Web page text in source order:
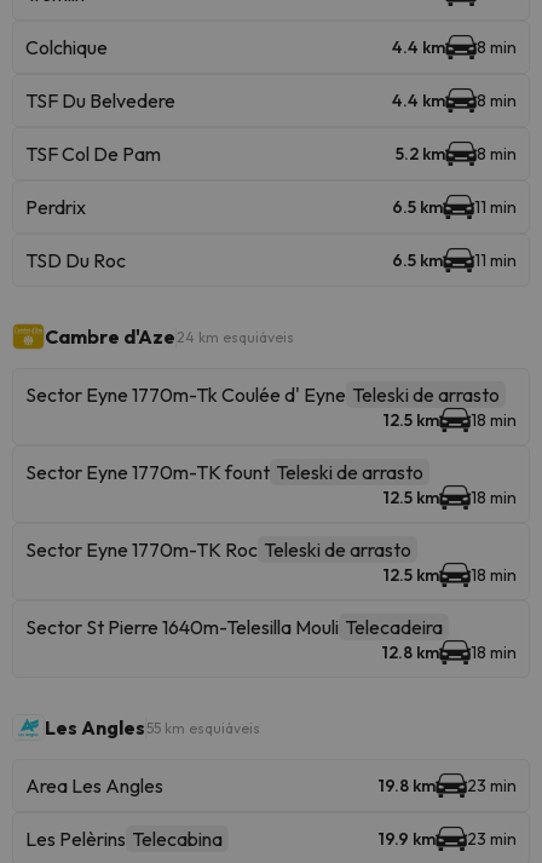
Colchique 4.4 km 8 min
TSF Du Belvedere 4.4 km 8 min
TSF Col De Pam 5.2 km 8 min
Perdrix 6.5 km 11 min
TSD Du Roc 6.5 km 11 min
Cambre d'Aze 24 km esquiáveis
Sector Eyne 1770m-Tk Coulée d' Eyne Teleski de arrasto
12.5 km 18 min
Sector Eyne 1770m-TK fount Teleski de arrasto
12.5 km 18 min
Sector Eyne 1770m-TK Roc Teleski de arrasto
12.5 km 18 min
Sector St Pierre 1640m-Telesilla Mouli Telecadeira
12.8 km 18 min
Les Angles 55 km esquiáveis
Area Les Angles 19.8 km 23 min
Les Pelèrins Telecabina 19.9 km 23 min